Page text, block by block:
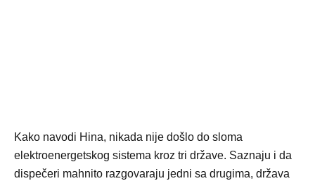
Kako navodi Hina, nikada nije došlo do sloma
elektroenergetskog sistema kroz tri države. Saznaju i da
dispečeri mahnito razgovaraju jedni sa drugima, država